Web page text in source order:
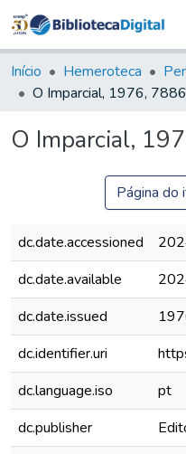
Início Hemeroteca
O Imparcial, 1976, 7886
O Imparcial,
Página do
dc.date.accessioned
dc.date.available
dc.date.issued
dc.identifier.uri
dc.language.iso
pt
dc.publisher